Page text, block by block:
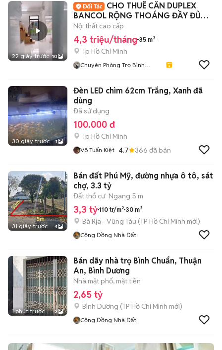
22 giây trước 10
CHO THUÊ CĂN DUPLEX
BANCOL RỘNG THOÁNG ĐẦY ĐỦ
TIỆN NGHI
Nội thất cao cấp
4,3 triệu/tháng 35 m²
Tp Hồ Chí Minh
Chuyên Phòng Trọ Bình
30 giây trước 1
Đèn LED chìm 62cm Trắng, Xanh đã
dùng
Đã sử dụng
100.000 đ
Tp Hồ Chí Minh
Võ Tuấn Kiệt 4.7 366 đã bán
31 giây trước 4
Bán đất Phú Mỹ, đường nhựa ô tô, sát
chợ, 3.3 tỷ
Đất thổ cư Ngang 5 m
3,3 tỷ 110 tr/m² 30 m²
Bà Rịa - Vũng Tàu (TP Hồ Chí Minh mới)
Cộng Đồng Nhà Đất
1 phút trước 3
Bán dãy nhà trọ Bình Chuẩn, Thuận
An, Bình Dương
Nhà mặt phố, mặt tiền
2,65 tỷ
Bình Dương (TP Hồ Chí Minh mới)
Cộng Đồng Nhà Đất